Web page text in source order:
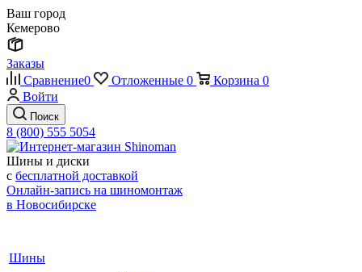
Ваш город
Кемерово
Заказы
Сравнение0 Отложенные 0 Корзина 0
Войти
Поиск
8 (800) 555 5054
Шины и диски
с бесплатной доставкой
Онлайн-запись на шиномонтаж
в Новосибирске
Шины